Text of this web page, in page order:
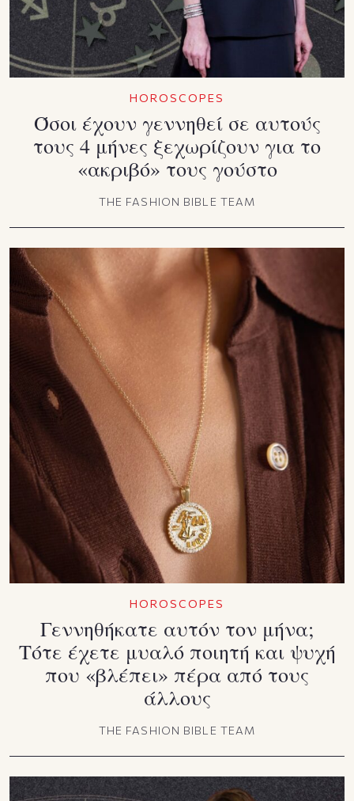
HOROSCOPES
Όσοι έχουν γεννηθεί σε αυτούς
τους 4 μήνες ξεχωρίζουν για το
«ακριβό» τους γούστο
THE FASHION BIBLE TEAM
HOROSCOPES
Γεννηθήκατε αυτόν τον μήνα;
Τότε έχετε μυαλό ποιητή και ψυχή
που «βλέπει» πέρα από τους
άλλους
THE FASHION BIBLE TEAM